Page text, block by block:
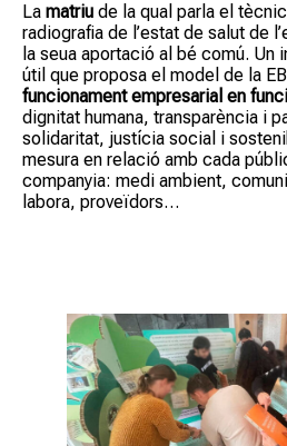
La matriu de la qual parla el
radiografia de l’estat de salut de
la seua aportació al bé comú. Un
útil que proposa el model de la
funcionament empresarial en
dignitat humana, transparència i
solidaritat, justícia social i
mesura en relació amb cada
companyia: medi ambient,
labora, proveïdors…